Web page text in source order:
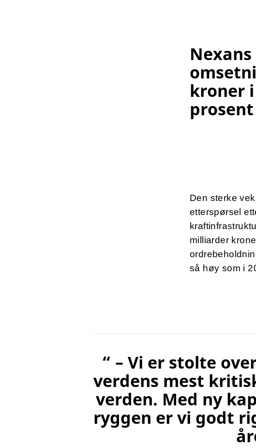
kroner i
Den sterke
etterspørsel
milliarder
så høy som i
“ – Vi er stolte
verdens mest
verden. Med ny
ryggen er vi godt